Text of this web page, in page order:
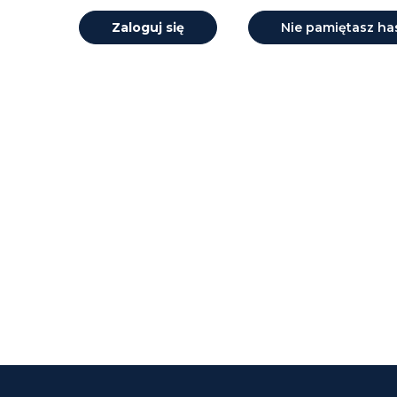
Zaloguj się Nie pamiętasz